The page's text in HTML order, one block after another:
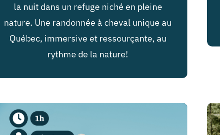
la nuit dans un refuge niché en pleine
nature. Une randonnée à cheval unique au
Québec, immersive et ressourçante, au
rythme de la nature!